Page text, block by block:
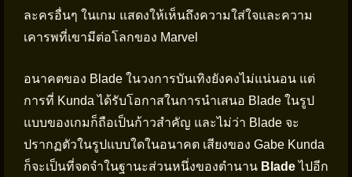
ละครอื่นๆ ในเกม แสดงให้เห็นถึงความใส่ใจและความ
เคารพที่เขามีต่อโลกของ Marvel
อนาคตของ Blade ในวงการบันเทิงยังคงไม่แน่นอน แต่
การที่ Kunda ได้รับโอกาสในการนำเสนอ Blade ในรูป
แบบของเกมก็ถือเป็นก้าวสำคัญ และไม่ว่า Blade จะ
ปรากฏตัวในรูปแบบใดในอนาคต เสียงของ Gabe Kunda
ก็จะเป็นที่จดจำในฐานะส่วนหนึ่งของตำนาน Bladeไปอีก